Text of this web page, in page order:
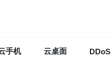
手机 云桌面 DDoS